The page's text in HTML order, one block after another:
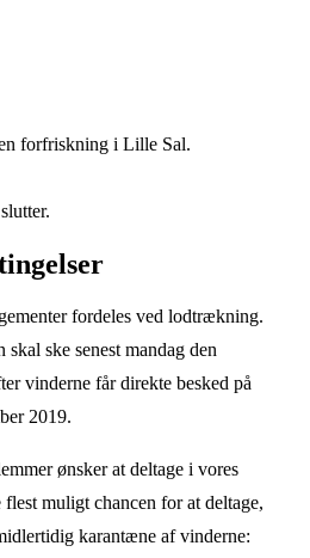
forfriskning i Lille Sal.
fordeles ved lodtrækning.
ske senest mandag den
vinderne får direkte besked på
2019.
ønsker at deltage i vores
muligt chancen for at deltage,
karantæne af vinderne: